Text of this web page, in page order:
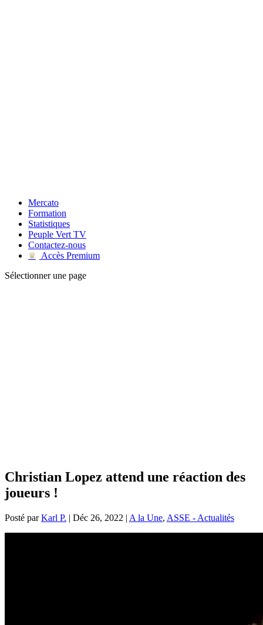
Mercato
Formation
Statistiques
Peuple Vert TV
Contactez-nous
♛
Accès Premium
Sélectionner une page
Christian Lopez attend une réaction des
joueurs !
Posté parKarl P. | Déc 26, 2022 | A la Une, ASSE - Actualités